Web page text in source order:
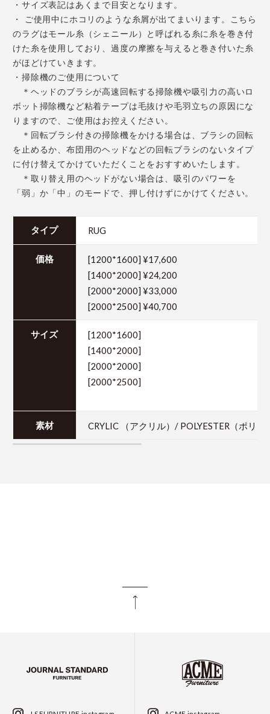
・サイズ表記はあくまで目安となります。
・ ご使用中にホコリのような糸屑が出てまいります。こちら
のラグはモール糸（シェニール）と呼ばれる糸に糸を巻き付
けた糸を使用しており、過度の摩擦を与えると巻き付いた糸
がほどけていきます。
・掃除機のご使用について
＊ヘッドのブラシが高速回転する掃除機や吸引力の高いロ
ボット掃除機など粘着テープは毛抜けや毛羽立ちの原因にな
りますので、ご使用はお控えください。
＊回転ブラシ付きの掃除機をかける場合は、ブラシの回転
を止めるか、布団用のヘッドなどの回転ブラシのないタイプ
に付け替えてかけていただくことをおすすめいたします。
＊取り替え用のヘッドがない場合は、吸引のパワーを
「弱」か「中」のモードで、押し付けずにかけてください。
タイプ RUG
価格
[1200*1600] ¥17,600
[1400*2000] ¥24,200
[2000*2000] ¥33,000
[2000*2500] ¥40,700
サイズ
[1200*1600]
[1400*2000]
[2000*2000]
[2000*2500]
素材 CRYLIC （アクリル）/ POLYESTER（ポリ